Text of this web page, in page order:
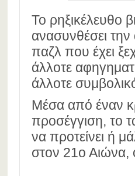
Το ρηξικέλευθο
ανασυνθέσει την
παζλ που έχει
άλλοτε
άλλοτε
Μέσα από έναν
προσέγγιση, το
να προτείνει ή
στον 21ο